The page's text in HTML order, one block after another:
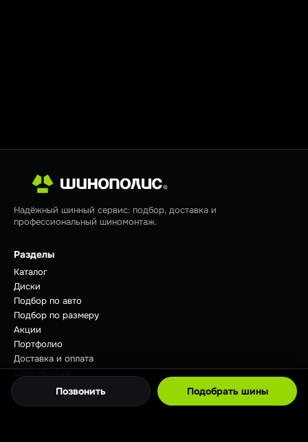
Позвонить Подобрать шины
Надёжный шинный сервис: подбор, доставка и
профессиональный шиномонтаж.
Разделы
Каталог
Диски
Подбор по авто
Подбор по размеру
Акции
Портфолио
Доставка и оплата
Шиномонтаж
Советы